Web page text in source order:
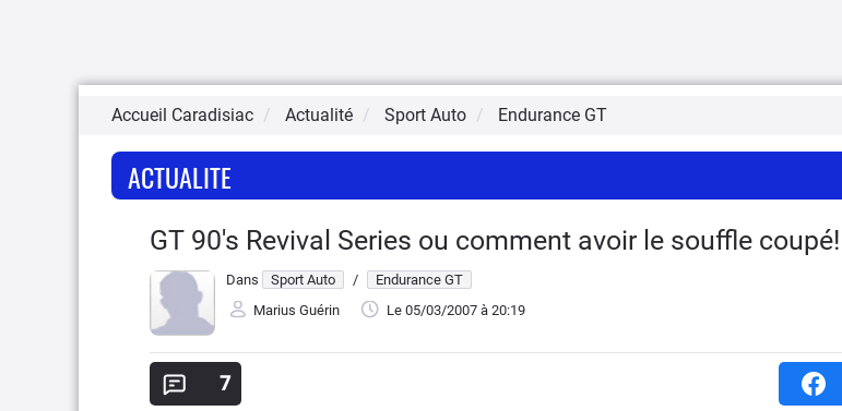
Accueil Caradisiac Actualité Sport Auto Endurance GT
ACTUALITE
GT 90's Revival Series ou comment avoir le souffle coupé!
Dans Sport Auto /
Endurance GT
Marius Guérin
Le 05/03/2007 à 20:19
7